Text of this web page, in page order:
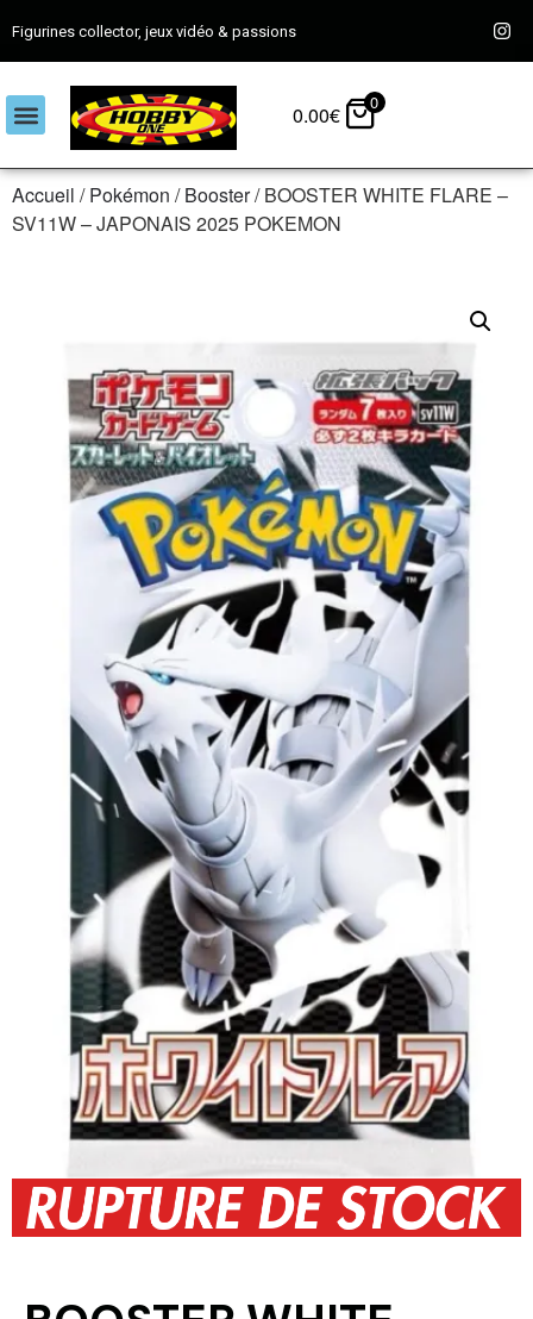
Figurines collector, jeux vidéo & passions
0.00€ 0
Accueil /Pokémon /Booster/ BOOSTER WHITE FLARE –
SV11W – JAPONAIS 2025 POKEMON